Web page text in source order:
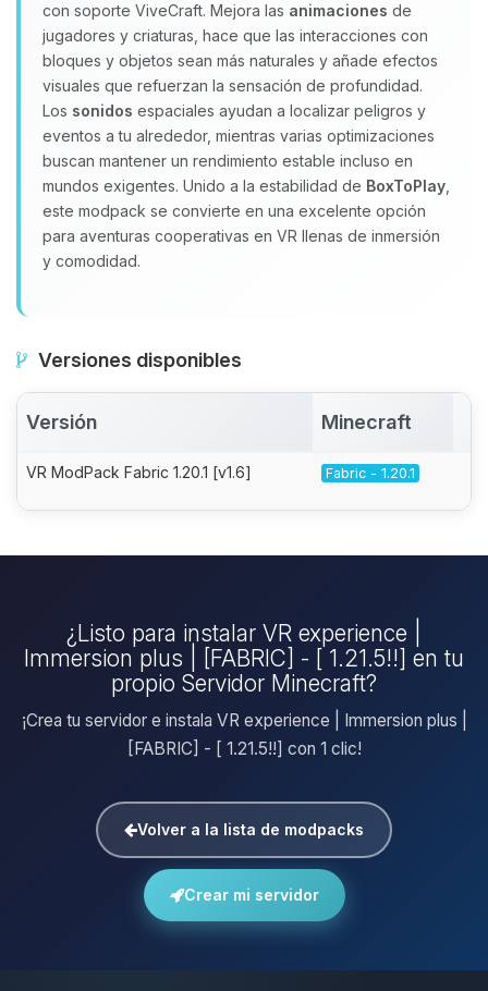
con soporte ViveCraft. Mejora las animaciones de
jugadores y criaturas, hace que las interacciones con
bloques y objetos sean más naturales y añade efectos
visuales que refuerzan la sensación de profundidad.
Los sonidos espaciales ayudan a localizar peligros y
eventos a tu alrededor, mientras varias optimizaciones
buscan mantener un rendimiento estable incluso en
mundos exigentes. Unido a la estabilidad de BoxToPlay
este modpack se convierte en una excelente opción
para aventuras cooperativas en VR llenas de inmersión
y comodidad.
Versiones disponibles
Versión Minecraft
VR ModPack Fabric 1.20.1 [v1.6] Fabric - 1.20.1
¿Listo para instalar VR experience |
Immersion plus | [FABRIC] - [ 1.21.5!!] en tu
propio Servidor Minecraft?
¡Crea tu servidor e instala VR experience | Immersion plus |
[FABRIC] - [ 1.21.5!!] con 1 clic!
Volver a la lista de modpacks
Crear mi servidor